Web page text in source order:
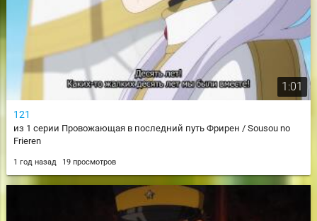
1:01
121
из 1 серии Провожающая в последний путь Фрирен / Sousou no
Frieren
1 год назад 19 просмотров